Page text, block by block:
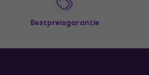
Bestpreisgarantie